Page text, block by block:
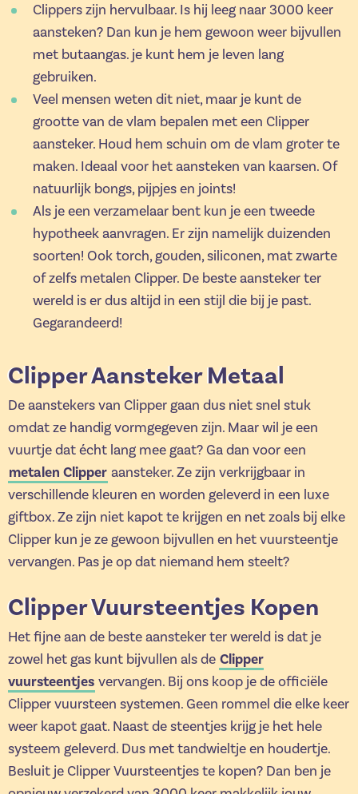
Clippers zijn hervulbaar. Is hij leeg naar 3000 keer
aansteken? Dan kun je hem gewoon weer bijvullen
met butaangas. je kunt hem je leven lang
gebruiken.
Veel mensen weten dit niet, maar je kunt de
grootte van de vlam bepalen met een Clipper
aansteker. Houd hem schuin om de vlam groter te
maken. Ideaal voor het aansteken van kaarsen. Of
natuurlijk bongs, pijpjes en joints!
Als je een verzamelaar bent kun je een tweede
hypotheek aanvragen. Er zijn namelijk duizenden
soorten! Ook torch, gouden, siliconen, mat zwarte
of zelfs metalen Clipper. De beste aansteker ter
wereld is er dus altijd in een stijl die bij je past.
Gegarandeerd!
Clipper Aansteker Metaal
De aanstekers van Clipper gaan dus niet snel stuk
omdat ze handig vormgegeven zijn. Maar wil je een
vuurtje dat écht lang mee gaat? Ga dan voor een
metalen Clipper aansteker. Ze zijn verkrijgbaar in
verschillende kleuren en worden geleverd in een luxe
giftbox. Ze zijn niet kapot te krijgen en net zoals bij elke
Clipper kun je ze gewoon bijvullen en het vuursteentje
vervangen. Pas je op dat niemand hem steelt?
Clipper Vuursteentjes Kopen
Het fijne aan de beste aansteker ter wereld is dat je
zowel het gas kunt bijvullen als de Clipper
vuursteentjes vervangen. Bij ons koop je de officiële
Clipper vuursteen systemen. Geen rommel die elke keer
weer kapot gaat. Naast de steentjes krijg je het hele
systeem geleverd. Dus met tandwieltje en houdertje.
Besluit je Clipper Vuursteentjes te kopen? Dan ben je